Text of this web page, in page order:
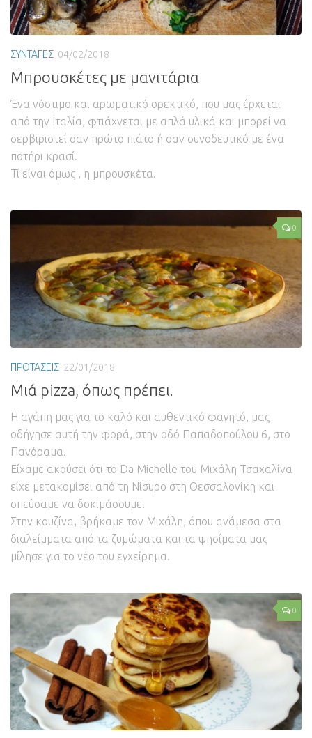
ΣΥΝΤΑΓΕΣ 04/02/2018
Μπρουσκέτες με μανιτάρια
Ένα νόστιμο και αρωματικό ορεκτικό, που μας έρχεται
από την Ιταλία, φτιάχνεται με απλά υλικά και μπορεί να
σερβιριστεί σαν πρώτο πιάτο ή σαν συνοδευτικό με ένα
ποτήρι κρασί.
Τί είναι όμως , η μπρουσκέτα.
0
ΠΡΟΤΑΣΕΙΣ 22/01/2018
Μιά pizza, όπως πρέπει.
Η αγάπη μας για το καλό και αυθεντικό φαγητό, μας
οδήγησε αυτή την φορά, στην οδό Παπαδοπούλου 6, στο
Πανόραμα.
Είχαμε ακούσει ότι το Da Michelle του Μιχάλη Τσαχαλίνα
είχε μετακομίσει από τη Νίσυρο στη Θεσσαλονίκη και
σπεύσαμε να δοκιμάσουμε.
Στην κουζίνα, βρήκαμε τον Μιχάλη, όπου ανάμεσα στα
διαλείμματα από τα ζυμώματα και τα ψησίματα μας
μίλησε για το νέο του εγχείρημα.
0